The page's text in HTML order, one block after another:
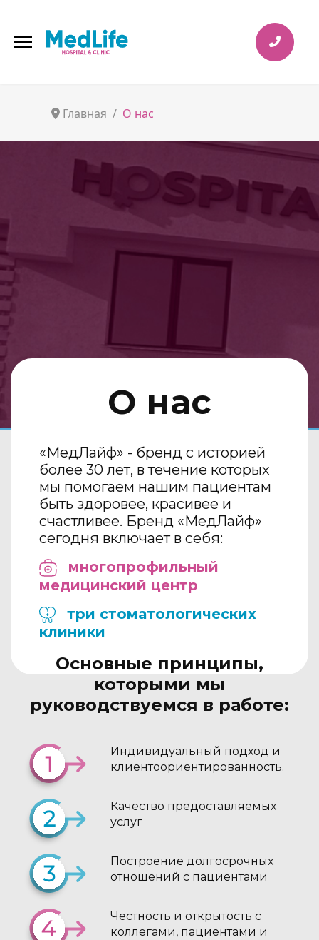
Главная О нас
О нас
«МедЛайф» - бренд с историей
более 30 лет, в течение которых
мы помогаем нашим пациентам
быть здоровее, красивее и
счастливее. Бренд «МедЛайф»
сегодня включает в себя:
многопрофильный
медицинский центр
три стоматологических
клиники
Основные принципы,
которыми мы
руководствуемся в работе:
Индивидуальный подход и
клиентоориентированность.
Качество предоставляемых
услуг
Построение долгосрочных
отношений с пациентами
Честность и открытость с
коллегами, пациентами и